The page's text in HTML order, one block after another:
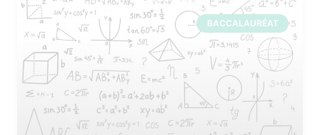
BACCALAURÉAT